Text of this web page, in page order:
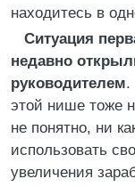
находитесь в
Ситуация
недавно
руководителем.
этой нише тоже
не понятно, ни
использовать
увеличения